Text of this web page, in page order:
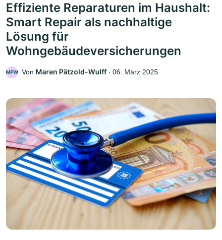
Effiziente Reparaturen im Haushalt:
Smart Repair als nachhaltige
Lösung für
Wohngebäudeversicherungen
MPW Von Maren Pätzold-Wulff ‧ 06. März 2025